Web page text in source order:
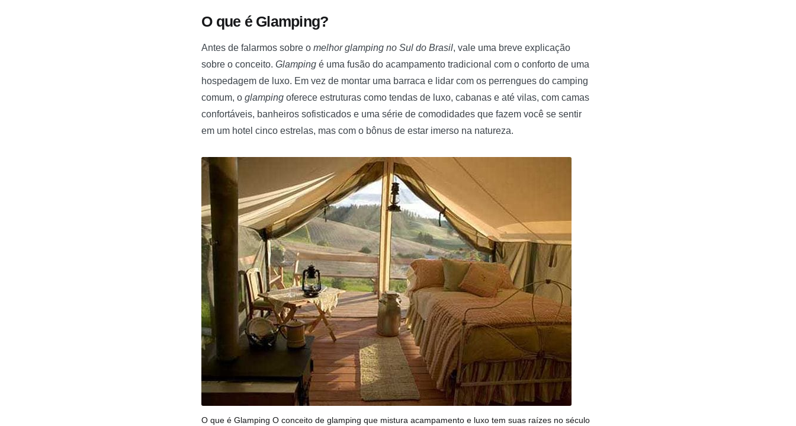
O que é Glamping?
Antes de falarmos sobre o melhor glamping no Sul do Brasil, vale uma breve explicação
sobre o conceito. Glamping é uma fusão do acampamento tradicional com o conforto de uma
hospedagem de luxo. Em vez de montar uma barraca e lidar com os perrengues do camping
comum, o glamping oferece estruturas como tendas de luxo, cabanas e até vilas, com camas
confortáveis, banheiros sofisticados e uma série de comodidades que fazem você se sentir
em um hotel cinco estrelas, mas com o bônus de estar imerso na natureza.
O que é Glamping O conceito de glamping que mistura acampamento e luxo tem suas raízes no século